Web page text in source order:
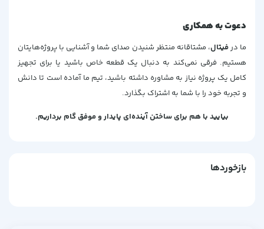
دعوت به همکاری
ما درفیتال، مشتاقانه منتظر شنیدن صدای شما و آشنایی با پروژه‌هایتان
هستیم. فرقی نمی‌کند به دنبال یک قطعه خاص باشید یا برای تجهیز
کامل یک پروژه نیاز به مشاوره داشته باشید، تیم ما آماده است تا دانش
و تجربه خود را با شما به اشتراک بگذارد.
بیایید با هم برای ساختن آینده‌ای پایدار و موفق گام برداریم.
بازخوردها